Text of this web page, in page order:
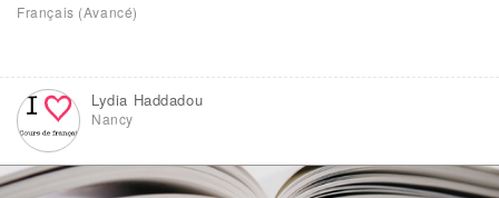
Français (Avancé)
Lydia Haddadou
Nancy